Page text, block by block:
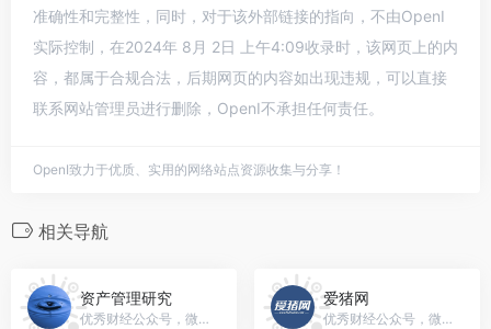
准确性和完整性，同时，对于该外部链接的指向，不由OpenI
实际控制，在2024年 8月 2日 上午4:09收录时，该网页上的内
容，都属于合规合法，后期网页的内容如出现违规，可以直接
联系网站管理员进行删除，OpenI不承担任何责任。
OpenI致力于优质、实用的网络站点资源收集与分享！
相关导航
资产管理研究
优秀财经公众号，微信号：Wealth_MR
爱猪网
优秀财经公众号，微信号：aiswine